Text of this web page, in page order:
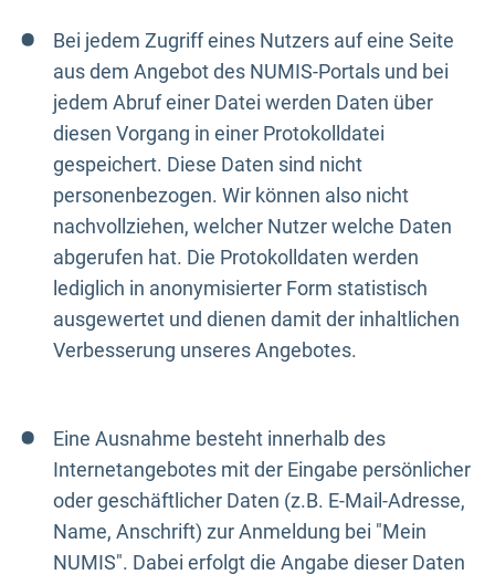
Bei jedem Zugriff eines Nutzers auf eine Seite
aus dem Angebot des NUMIS-Portals und bei
jedem Abruf einer Datei werden Daten über
diesen Vorgang in einer Protokolldatei
gespeichert. Diese Daten sind nicht
personenbezogen. Wir können also nicht
nachvollziehen, welcher Nutzer welche Daten
abgerufen hat. Die Protokolldaten werden
lediglich in anonymisierter Form statistisch
ausgewertet und dienen damit der inhaltlichen
Verbesserung unseres Angebotes.
Eine Ausnahme besteht innerhalb des
Internetangebotes mit der Eingabe persönlicher
oder geschäftlicher Daten (z.B. E-Mail-Adresse,
Name, Anschrift) zur Anmeldung bei "Mein
NUMIS". Dabei erfolgt die Angabe dieser Daten